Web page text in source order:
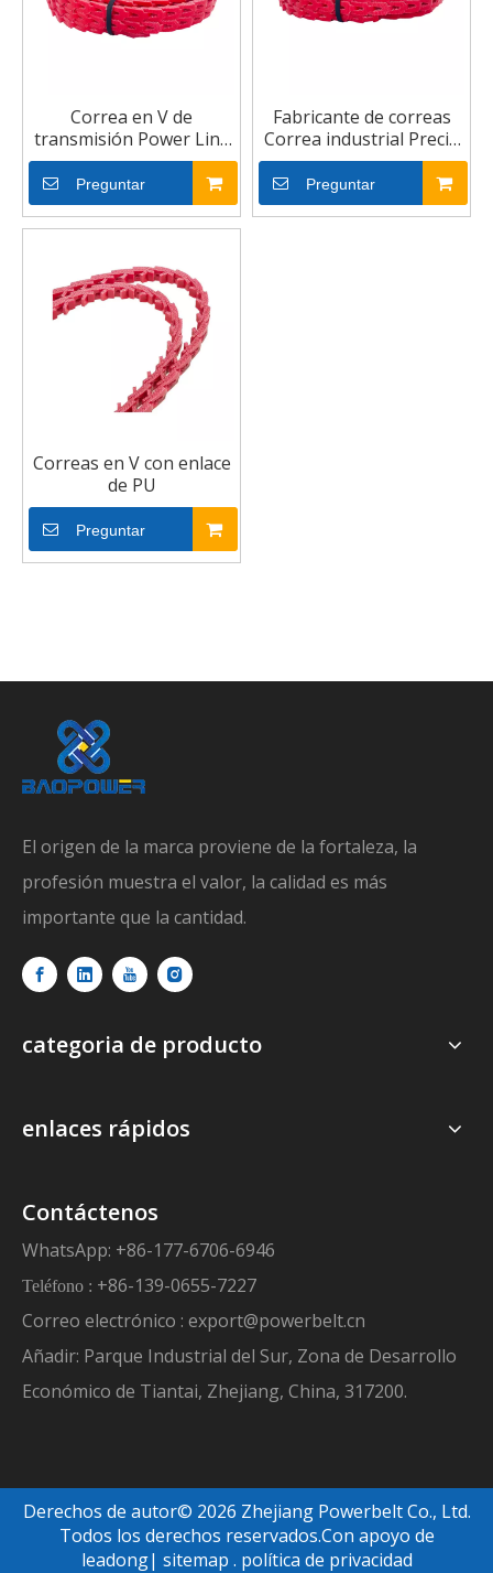
Correa en V de
transmisión Power Link
de PU ajustable
Preguntar
Fabricante de correas
Correa industrial Precio
barato Correas
ajustables en V con
enlace
Preguntar
Correas en V con enlace
de PU
Preguntar
El origen de la marca proviene de la fortaleza, la
profesión muestra el valor, la calidad es más
importante que la cantidad.
categoria de producto
enlaces rápidos
Contáctenos
WhatsApp: +86-177-6706-6946
Teléfono : +86-139-0655-7227
Correo electrónico : export@powerbelt.cn
Añadir: Parque Industrial del Sur, Zona de Desarrollo
Económico de Tiantai, Zhejiang, China, 317200.
Derechos de autor© 2026 Zhejiang Powerbelt Co., Ltd.
Todos los derechos reservados.Con apoyo de
leadong| sitemap . política de privacidad